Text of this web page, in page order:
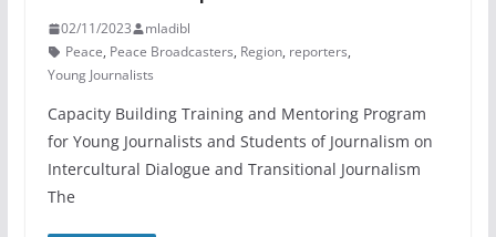
02/11/2023
mladibl
Peace, Peace Broadcasters, Region, reporters,
Young Journalists
Capacity Building Training and Mentoring Program
for Young Journalists and Students of Journalism on
Intercultural Dialogue and Transitional Journalism
The